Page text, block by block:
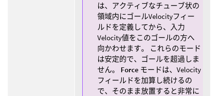
は、アクティブなチューブ状の
領域内にゴールVelocityフィー
ルドを定義してから、入力
Velocity値をこのゴールの方へ
向かわせます。 これらのモード
は安定的で、ゴールを超過しま
せん。 Force モードは、Velocity
フィールドを加算し続けるの
で、そのまま放置すると非常に